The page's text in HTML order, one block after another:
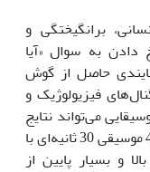
برانگیختگی و
به سوال «آیا
حاصل از گوش
فیزیولوژیک و
می‌تواند نتایج
مناسبی ارائه دهد؟» است. بدین منظور 48 موسیقی 30 ثانیه‌ای با
و بسیار پایین از